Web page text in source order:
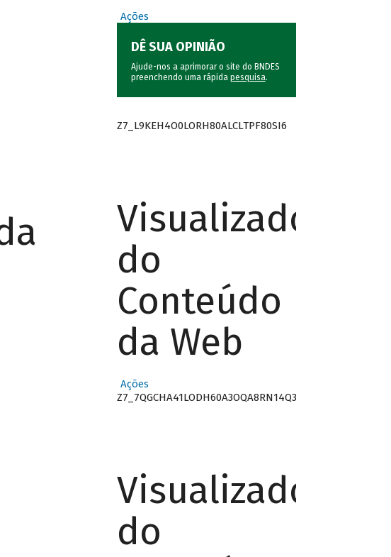
Ações
DÊ SUA OPINIÃO
Ajude-nos a aprimorar o site do BNDES
preenchendo uma rápida pesquisa.
Z7_L9KEH4O0LORH80ALCLTPF80SI6
Visualizador
do
Conteúdo
da Web
Ações
Z7_7QGCHA41LODH60A3OQA8RN14Q3
Visualizador
do